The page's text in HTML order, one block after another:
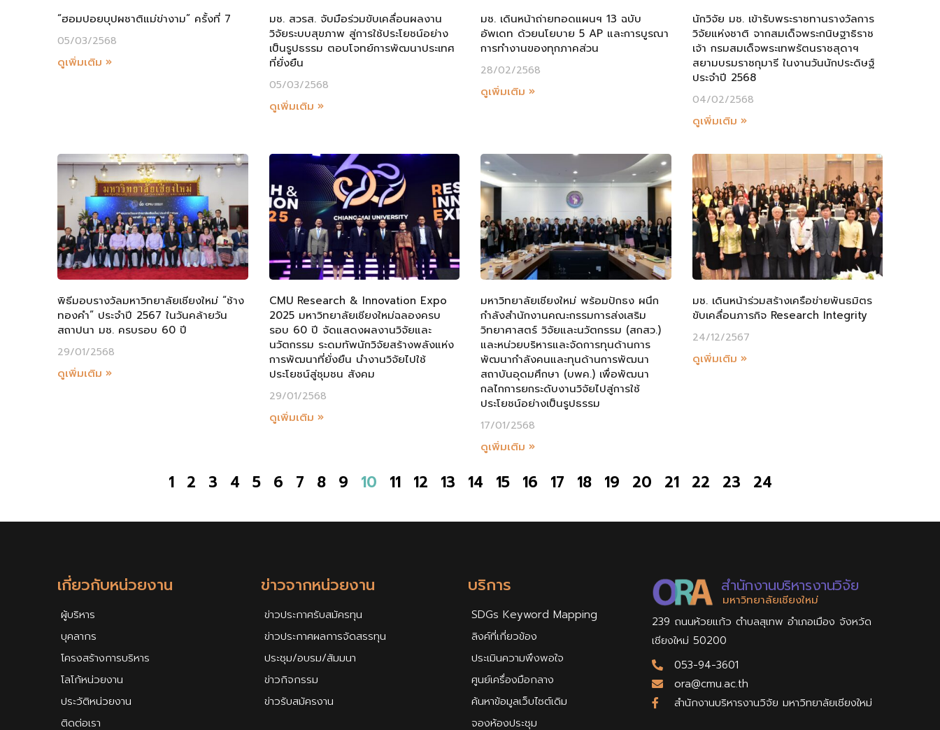
“ฮอมปอยบุปผชาติแม่ข่างาม” ครั้งที่ 7
05/03/2568
ดูเพิ่มเติม »
มช. สวรส. จับมือร่วมขับเคลื่อนผลงาน
วิจัยระบบสุขภาพ สู่การใช้ประโยชน์อย่าง
เป็นรูปธรรม ตอบโจทย์การพัฒนาประเทศ
ที่ยั่งยืน
05/03/2568
ดูเพิ่มเติม »
มช. เดินหน้าถ่ายทอดแผนฯ 13 ฉบับ
อัพเดท ด้วยนโยบาย 5 AP และการบูรณา
การทำงานของทุกภาคส่วน
28/02/2568
ดูเพิ่มเติม »
นักวิจัย มช. เข้ารับพระราชทานรางวัลการ
วิจัยแห่งชาติ จากสมเด็จพระกนิษฐาธิราช
เจ้า กรมสมเด็จพระเทพรัตนราชสุดาฯ
สยามบรมราชกุมารี ในงานวันนักประดิษฐ์
ประจำปี 2568
04/02/2568
ดูเพิ่มเติม »
พิธีมอบรางวัลมหาวิทยาลัยเชียงใหม่ “ช้าง
ทองคำ” ประจำปี 2567 ในวันคล้ายวัน
สถาปนา มช. ครบรอบ 60 ปี
29/01/2568
ดูเพิ่มเติม »
CMU Research & Innovation Expo
2025 มหาวิทยาลัยเชียงใหม่ฉลองครบ
รอบ 60 ปี จัดแสดงผลงานวิจัยและ
นวัตกรรม ระดมทัพนักวิจัยสร้างพลังแห่ง
การพัฒนาที่ยั่งยืน นำงานวิจัยไปใช้
ประโยชน์สู่ชุมชน สังคม
29/01/2568
ดูเพิ่มเติม »
มหาวิทยาลัยเชียงใหม่ พร้อมปักธง ผนึก
กำลังสำนักงานคณะกรรมการส่งเสริม
วิทยาศาสตร์ วิจัยและนวัตกรรม (สกสว.)
และหน่วยบริหารและจัดการทุนด้านการ
พัฒนากำลังคนและทุนด้านการพัฒนา
สถาบันอุดมศึกษา (บพค.) เพื่อพัฒนา
กลไกการยกระดับงานวิจัยไปสู่การใช้
ประโยชน์อย่างเป็นรูปธรรม
17/01/2568
ดูเพิ่มเติม »
มช. เดินหน้าร่วมสร้างเครือข่ายพันธมิตร
ขับเคลื่อนภารกิจ Research Integrity
24/12/2567
ดูเพิ่มเติม »
1 2 3 4 5 6 7 8 9 10 11 12 13 14 15 16 17 18 19 20 21 22 23 24
เกี่ยวกับหน่วยงาน
ผู้บริหาร
บุคลากร
โครงสร้างการบริหาร
โลโก้หน่วยงาน
ประวัติหน่วยงาน
ติดต่อเรา
ข่าวจากหน่วยงาน
ข่าวประกาศรับสมัครทุน
ข่าวประกาศผลการจัดสรรทุน
ประชุม/อบรม/สัมมนา
ข่าวกิจกรรม
ข่าวรับสมัครงาน
บริการ
SDGs Keyword Mapping
ลิงค์ที่เกี่ยวข้อง
ประเมินความพึงพอใจ
ศูนย์เครื่องมือกลาง
ค้นหาข้อมูลเว็บไซต์เดิม
จองห้องประชุม
สำนักงานบริหารงานวิจัย
มหาวิทยาลัยเชียงใหม่
239 ถนนห้วยแก้ว ตำบลสุเทพ อำเภอเมือง จังหวัด
เชียงใหม่ 50200
053-94-3601
ora@cmu.ac.th
สำนักงานบริหารงานวิจัย มหาวิทยาลัยเชียงใหม่